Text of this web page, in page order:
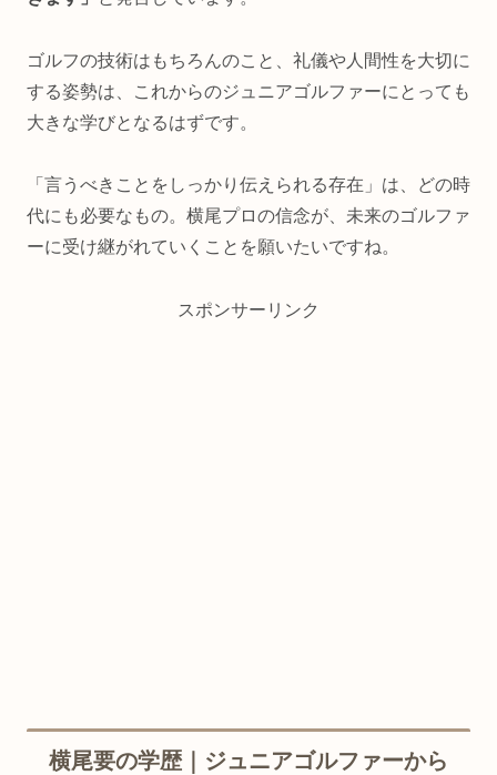
ゴルフの技術はもちろんのこと、礼儀や人間性を大切に
する姿勢は、これからのジュニアゴルファーにとっても
大きな学びとなるはずです。
「言うべきことをしっかり伝えられる存在」は、どの時
代にも必要なもの。横尾プロの信念が、未来のゴルファ
ーに受け継がれていくことを願いたいですね。
スポンサーリンク
横尾要の学歴｜ジュニアゴルファーから